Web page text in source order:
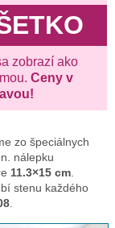
zobrazí ako
Ceny v
zo špeciálnych
nálepku
11.3×15 cm
stenu každého